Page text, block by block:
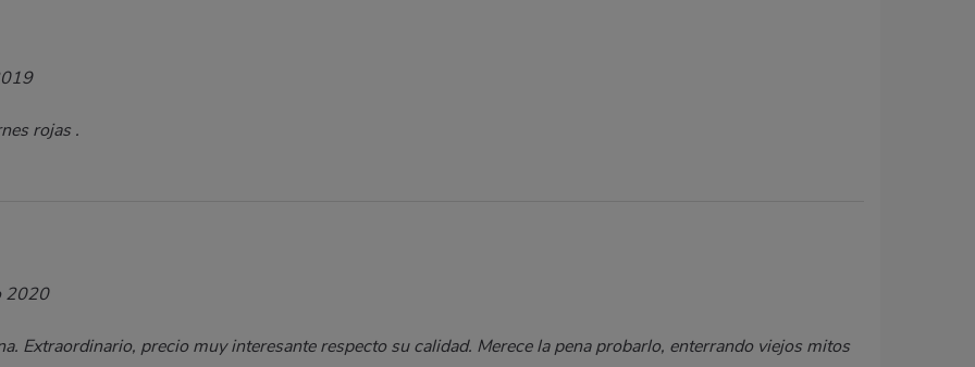
rojas .
2020
Extraordinario, precio muy interesante respecto su calidad. Merece la pena probarlo, enterrando viejos mitos